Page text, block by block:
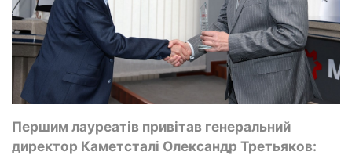
Першим лауреатів привітав генеральний
директор Каметсталі Олександр Третьяков: